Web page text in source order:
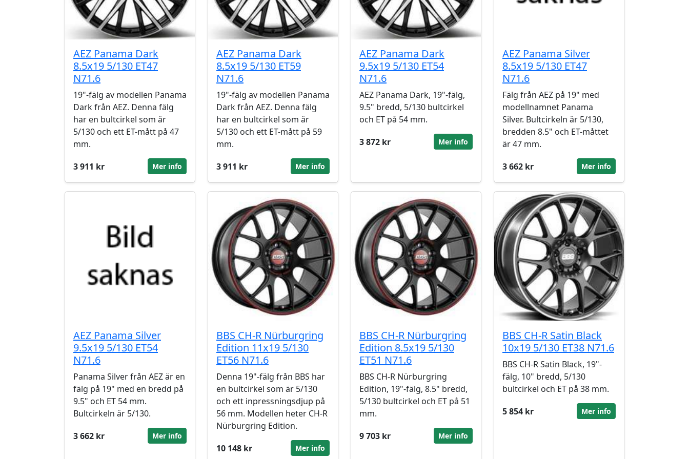
AEZ Panama Dark
8.5x19 5/130 ET47
N71.6
19"-fälg av modellen Panama
Dark från AEZ. Denna fälg
har en bultcirkel som är
5/130 och ett ET-mått på 47
mm.
3 911 kr
Mer info
AEZ Panama Dark
8.5x19 5/130 ET59
N71.6
19"-fälg av modellen Panama
Dark från AEZ. Denna fälg
har en bultcirkel som är
5/130 och ett ET-mått på 59
mm.
3 911 kr
Mer info
AEZ Panama Dark
9.5x19 5/130 ET54
N71.6
AEZ Panama Dark, 19"-fälg,
9.5" bredd, 5/130 bultcirkel
och ET på 54 mm.
3 872 kr
Mer info
AEZ Panama Silver
8.5x19 5/130 ET47
N71.6
Fälg från AEZ på 19" med
modellnamnet Panama
Silver. Bultcirkeln är 5/130,
bredden 8.5" och ET-måttet
är 47 mm.
3 662 kr
Mer info
AEZ Panama Silver
9.5x19 5/130 ET54
N71.6
Panama Silver från AEZ är en
fälg på 19" med en bredd på
9.5" och ET 54 mm.
Bultcirkeln är 5/130.
3 662 kr
Mer info
BBS CH-R Nürburgring
Edition 11x19 5/130
ET56 N71.6
Denna 19"-fälg från BBS har
en bultcirkel som är 5/130
och ett inpressningsdjup på
56 mm. Modellen heter CH-R
Nürburgring Edition.
10 148 kr
Mer info
BBS CH-R Nürburgring
Edition 8.5x19 5/130
ET51 N71.6
BBS CH-R Nürburgring
Edition, 19"-fälg, 8.5" bredd,
5/130 bultcirkel och ET på 51
mm.
9 703 kr
Mer info
BBS CH-R Satin Black
10x19 5/130 ET38 N71.6
BBS CH-R Satin Black, 19"-
fälg, 10" bredd, 5/130
bultcirkel och ET på 38 mm.
5 854 kr
Mer info